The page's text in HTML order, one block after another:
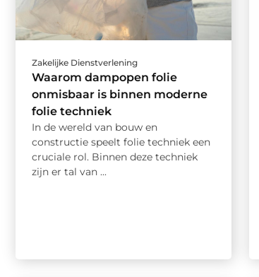
Zakelijke Dienstverlening
Waarom dampopen folie
onmisbaar is binnen moderne
folie techniek
In de wereld van bouw en
constructie speelt folie techniek een
cruciale rol. Binnen deze techniek
zijn er tal van ...